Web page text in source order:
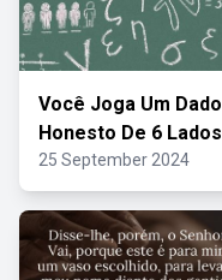
Você Joga Um Dado
Honesto De 6 Lados
25 September 2024